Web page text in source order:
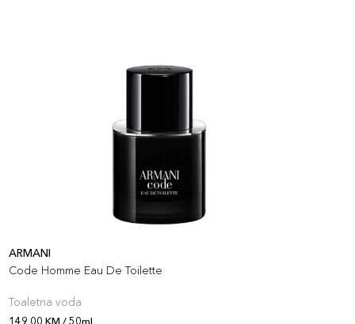
ARMANI
Code Homme Eau De Toilette
Toaletna voda
149,00 KM / 50ml